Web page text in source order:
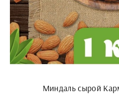
Миндаль сырой